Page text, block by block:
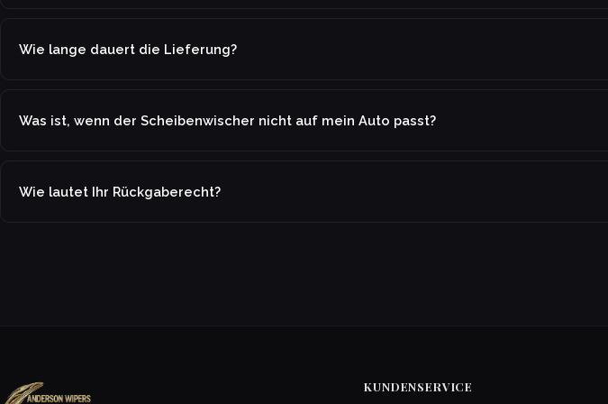
Wie lange dauert die Lieferung?
Was ist, wenn der Scheibenwischer nicht auf mein Auto passt?
Wie lautet Ihr Rückgaberecht?
KUNDENSERVICE